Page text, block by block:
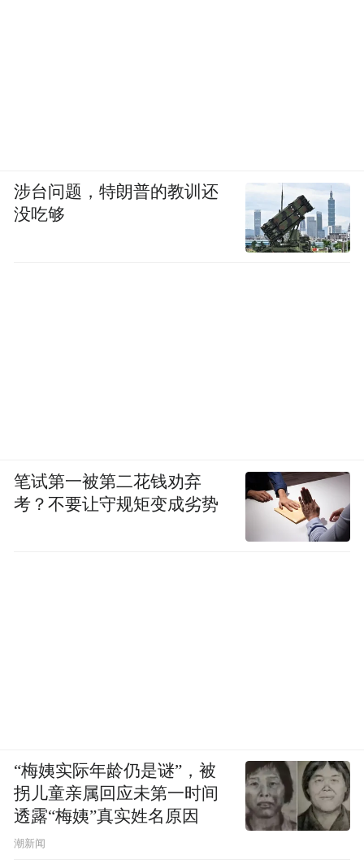
涉台问题，特朗普的教训还
没吃够
笔试第一被第二花钱劝弃
考？不要让守规矩变成劣势
“梅姨实际年龄仍是谜”，被
拐儿童亲属回应未第一时间
透露“梅姨”真实姓名原因
潮新闻